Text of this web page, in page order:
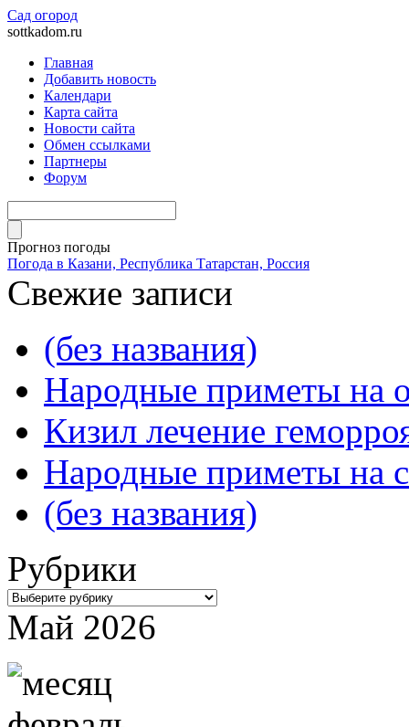
Сад огород
sottkadom.ru
Главная
Добавить новость
Календари
Карта сайта
Новости сайта
Обмен ссылками
Партнеры
Форум
Прогноз погоды
Погода в Казани, Республика Татарстан, Россия
Свежие записи
(без названия)
Народные приметы на
Кизил лечение
Народные приметы на
(без названия)
Рубрики
Рубрики
Май 2026